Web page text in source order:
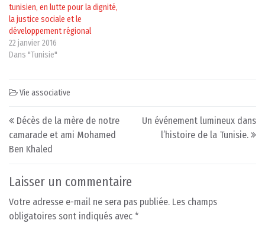
tunisien, en lutte pour la dignité,
la justice sociale et le
développement régional
22 janvier 2016
Dans "Tunisie"
Vie associative
Post navigation
Décès de la mère de notre
camarade et ami Mohamed
Ben Khaled
Un événement lumineux dans
l’histoire de la Tunisie.
Laisser un commentaire
Votre adresse e-mail ne sera pas publiée. Les champs
obligatoires sont indiqués avec *